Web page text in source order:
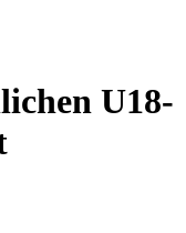
U18-